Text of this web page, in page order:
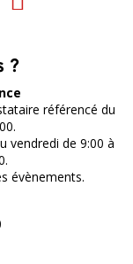
?
référencé du
vendredi de 9:00 à
évènements.